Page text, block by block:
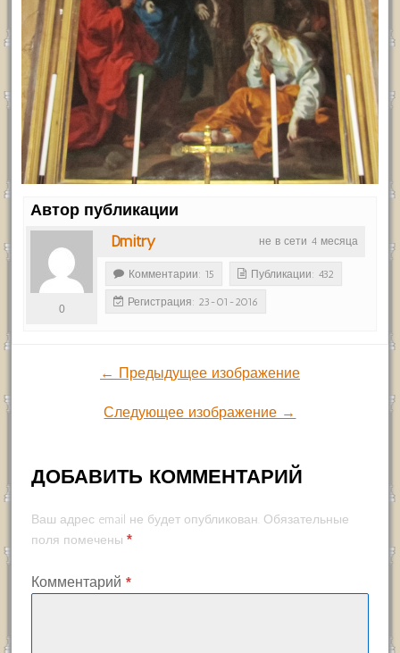
Автор публикации
не в сети 4 месяца
Dmitry
0
Комментарии: 15 Публикации: 432
Регистрация: 23-01-2016
← Предыдущее изображение
Следующее изображение →
ДОБАВИТЬ КОММЕНТАРИЙ
Ваш адрес email не будет опубликован. Обязательные
поля помечены *
Комментарий *